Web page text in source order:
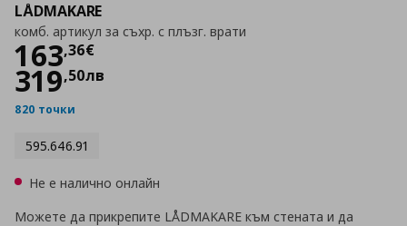
LÅDMAKARE
комб. артикул за съхр. с плъзг. врати
163,36€
Цена
319,50лв
820 точки
595.646.91
Не е налично онлайн
Можете да прикрепите LÅDMAKARE към стената и да